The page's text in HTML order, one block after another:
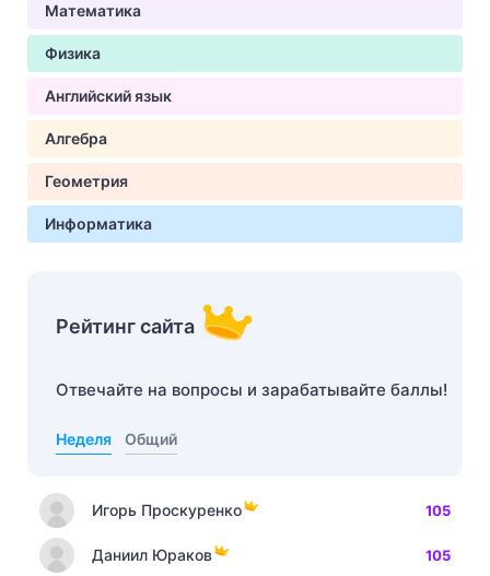
Математика
Физика
Английский язык
Алгебра
Геометрия
Информатика
Рейтинг сайта
Отвечайте на вопросы и зарабатывайте баллы!
Неделя Общий
Игорь Проскуренко 105
Даниил Юраков 105